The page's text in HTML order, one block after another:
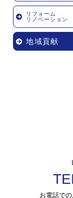
リフォーム
リノベーション
地域貢献
お電話で